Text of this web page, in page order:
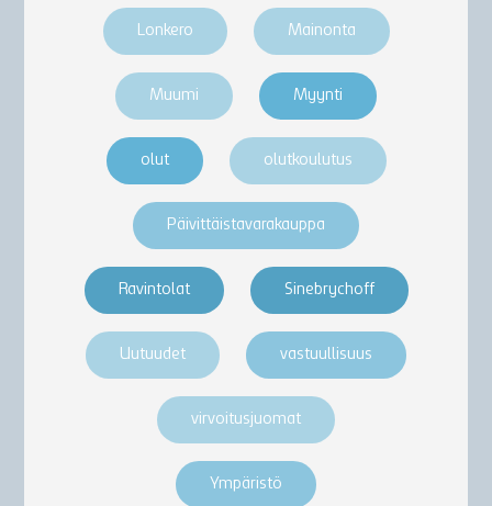
Lonkero Mainonta
Muumi Myynti
olut olutkoulutus
Päivittäistavarakauppa
Ravintolat Sinebrychoff
Uutuudet vastuullisuus
virvoitusjuomat
Ympäristö